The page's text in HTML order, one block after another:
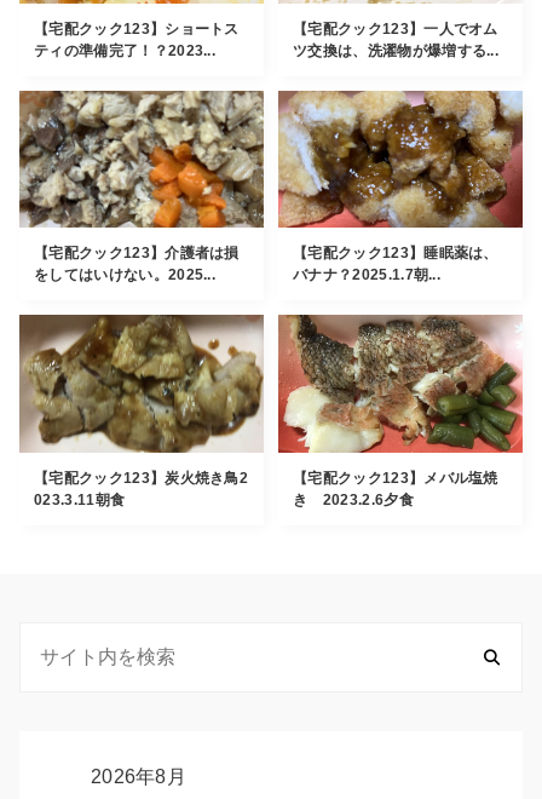
【宅配クック123】ショートス
ティの準備完了！？2023...
【宅配クック123】一人でオム
ツ交換は、洗濯物が爆増する...
【宅配クック123】介護者は損
をしてはいけない。2025...
【宅配クック123】睡眠薬は、
バナナ？2025.1.7朝...
【宅配クック123】炭火焼き鳥2
023.3.11朝食
【宅配クック123】メバル塩焼
き 2023.2.6夕食
2026年8月